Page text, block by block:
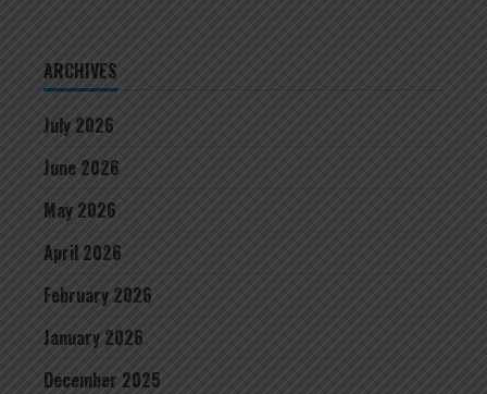
ARCHIVES
July 2026
June 2026
May 2026
April 2026
February 2026
January 2026
December 2025